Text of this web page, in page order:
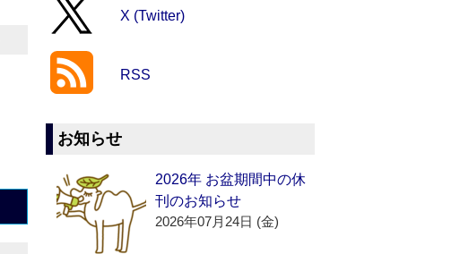
X (Twitter)
RSS
お知らせ
2026年 お盆期間中の休
刊のお知らせ
2026年07月24日 (金)